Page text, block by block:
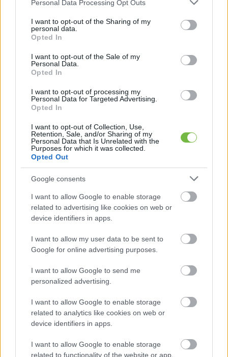
not limited to your visit or usage behaviour. You may click to
grant or deny consent to Google and its third-party tags to
use your data for below specified purposes in below Google
consent section.
Personal Data Processing Opt Outs
I want to opt-out of the Sharing of my
personal data.
Opted In
I want to opt-out of the Sale of my
Personal Data.
Opted In
I want to opt-out of processing my
Personal Data for Targeted Advertising.
Opted In
I want to opt-out of Collection, Use,
Retention, Sale, and/or Sharing of my
Personal Data that Is Unrelated with the
Purposes for which it was collected.
Opted Out
Google consents
I want to allow Google to enable storage
related to advertising like cookies on web or
device identifiers in apps.
I want to allow my user data to be sent to
Google for online advertising purposes.
I want to allow Google to send me
personalized advertising.
I want to allow Google to enable storage
related to analytics like cookies on web or
device identifiers in apps.
I want to allow Google to enable storage
related to functionality of the website or app.
1 2 Következő oldal